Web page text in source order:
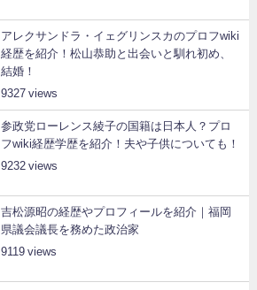
アレクサンドラ・イェグリンスカのプロフwiki
経歴を紹介！松山恭助と出会いと馴れ初め、
結婚！
9327
参政党ローレンス綾子の国籍は日本人？プロ
フwiki経歴学歴を紹介！夫や子供についても！
9232
吉松源昭の経歴やプロフィールを紹介｜福岡
県議会議長を務めた政治家
9119